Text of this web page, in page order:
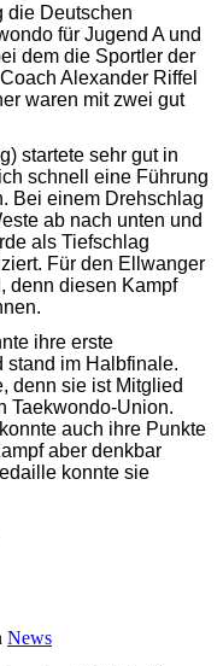
die Deutschen
für Jugend A und
dem die Sportler der
Alexander Riffel
waren mit zwei gut
startete sehr gut in
schnell eine Führung
Bei einem Drehschlag
ab nach unten und
als Tiefschlag
Für den Ellwanger
denn diesen Kampf
ihre erste
stand im Halbfinale.
denn sie ist Mitglied
Taekwondo-Union.
auch ihre Punkte
aber denkbar
konnte sie
News